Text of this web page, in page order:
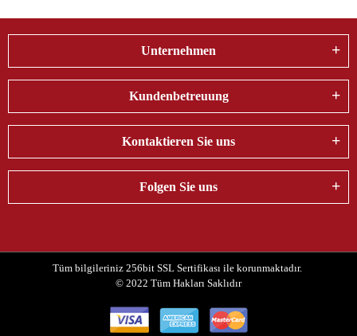
Unternehmen
Kundenbetreuung
Kontaktieren Sie uns
Folgen Sie uns
Tüm bilgileriniz 256bit SSL Sertifikası ile korunmaktadır.
© 2022 Tüm Hakları Saklıdır